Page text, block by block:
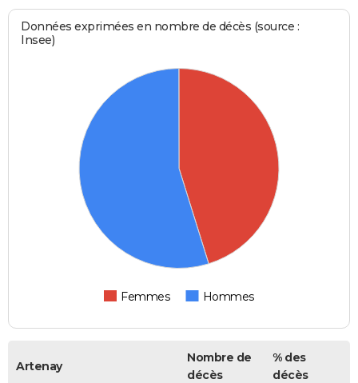
Données exprimées en nombre de décès (source :
Insee)
Femmes Hommes
Artenay
Nombre de
décès
% des
décès